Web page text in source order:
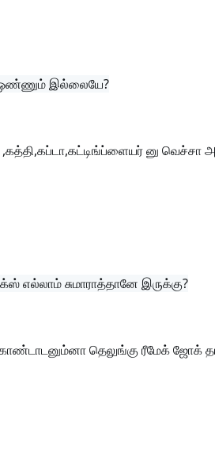
ஒண்ணும் இல்லையே?
னு
சுமாராத்தானே இருக்கு?
தெலுங்கு ரீமேக் ஜோக்